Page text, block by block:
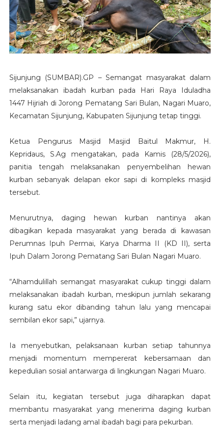
Sijunjung (SUMBAR).GP – Semangat masyarakat dalam
melaksanakan ibadah kurban pada Hari Raya Iduladha
1447 Hijriah di Jorong Pematang Sari Bulan, Nagari Muaro,
Kecamatan Sijunjung, Kabupaten Sijunjung tetap tinggi.
Ketua Pengurus Masjid Masjid Baitul Makmur, H.
Kepridaus, S.Ag mengatakan, pada Kamis (28/5/2026),
panitia tengah melaksanakan penyembelihan hewan
kurban sebanyak delapan ekor sapi di kompleks masjid
tersebut.
Menurutnya, daging hewan kurban nantinya akan
dibagikan kepada masyarakat yang berada di kawasan
Perumnas Ipuh Permai, Karya Dharma II (KD II), serta
Ipuh Dalam Jorong Pematang Sari Bulan Nagari Muaro.
“Alhamdulillah semangat masyarakat cukup tinggi dalam
melaksanakan ibadah kurban, meskipun jumlah sekarang
kurang satu ekor dibanding tahun lalu yang mencapai
sembilan ekor sapi,” ujarnya.
Ia menyebutkan, pelaksanaan kurban setiap tahunnya
menjadi momentum mempererat kebersamaan dan
kepedulian sosial antarwarga di lingkungan Nagari Muaro.
Selain itu, kegiatan tersebut juga diharapkan dapat
membantu masyarakat yang menerima daging kurban
serta menjadi ladang amal ibadah bagi para pekurban.